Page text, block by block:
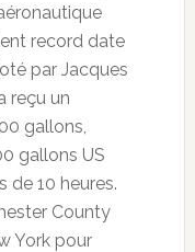
record date
par Jacques
reçu un
gallons,
gallons US
de 10 heures.
County
York pour